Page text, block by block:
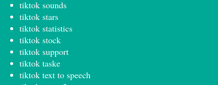
tiktok sounds
tiktok stars
tiktok statistics
tiktok stock
tiktok support
tiktok taske
tiktok text to speech